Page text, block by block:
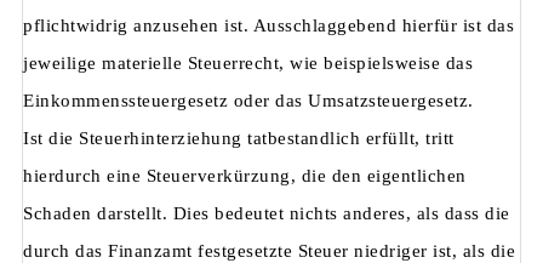
pflichtwidrig anzusehen ist. Ausschlaggebend hierfür ist das
jeweilige materielle Steuerrecht, wie beispielsweise das
Einkommenssteuergesetz oder das Umsatzsteuergesetz.
Ist die Steuerhinterziehung tatbestandlich erfüllt, tritt
hierdurch eine Steuerverkürzung, die den eigentlichen
Schaden darstellt. Dies bedeutet nichts anderes, als dass die
durch das Finanzamt festgesetzte Steuer niedriger ist, als die